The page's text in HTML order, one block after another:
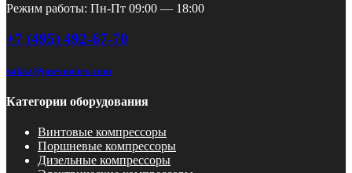
Режим работы: Пн-Пт 09:00 — 18:00
+7 (495) 492-67-70
zakaz@pnevmotex.com
Категории оборудования
Винтовые компрессоры
Поршневые компрессоры
Дизельные компрессоры